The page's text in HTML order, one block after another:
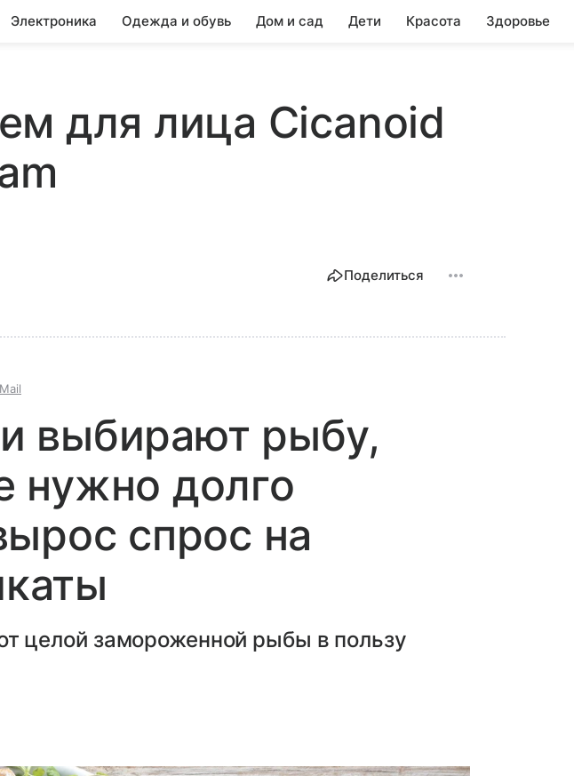
Электроника Одежда и обувь Дом и сад Дети Красота Здоровье
для лица Cicanoid
Поделиться
выбирают рыбу,
нужно долго
спрос на
целой замороженной рыбы в пользу